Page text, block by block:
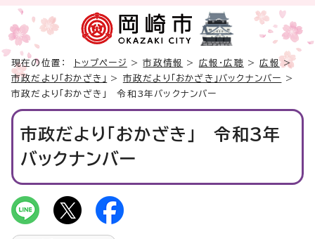
現在の位置： トップページ >市政情報 > 広報・広聴 >広報>
市政だより「おかざき」
> 市政だより「おかざき」バックナンバー
>
市政だより「おかざき」 令和3年バックナンバー
市政だより「おかざき」 令和3年
バックナンバー